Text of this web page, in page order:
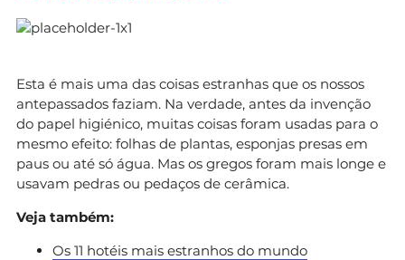
Esta é mais uma das coisas estranhas que os nossos
antepassados faziam. Na verdade, antes da invenção
do papel higiénico, muitas coisas foram usadas para o
mesmo efeito: folhas de plantas, esponjas presas em
paus ou até só água. Mas os gregos foram mais longe e
usavam pedras ou pedaços de cerâmica.
Veja também:
Os 11 hotéis mais estranhos do mundo